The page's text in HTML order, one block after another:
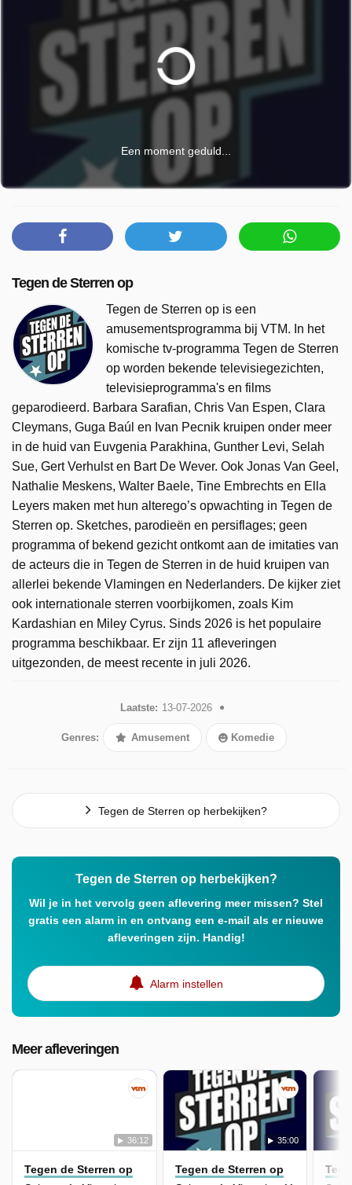
Een moment geduld...
Tegen de Sterren op
Tegen de Sterren op is een
amusementsprogramma bij VTM. In het
komische tv-programma Tegen de Sterren
op worden bekende televisiegezichten,
televisieprogramma's en films
geparodieerd. Barbara Sarafian, Chris Van Espen, Clara
Cleymans, Guga Baúl en Ivan Pecnik kruipen onder meer
in de huid van Euvgenia Parakhina, Gunther Levi, Selah
Sue, Gert Verhulst en Bart De Wever. Ook Jonas Van Geel,
Nathalie Meskens, Walter Baele, Tine Embrechts en Ella
Leyers maken met hun alterego’s opwachting in Tegen de
Sterren op. Sketches, parodieën en persiflages; geen
programma of bekend gezicht ontkomt aan de imitaties van
de acteurs die in Tegen de Sterren in de huid kruipen van
allerlei bekende Vlamingen en Nederlanders. De kijker ziet
ook internationale sterren voorbijkomen, zoals Kim
Kardashian en Miley Cyrus. Sinds 2026 is het populaire
programma beschikbaar. Er zijn 11 afleveringen
uitgezonden, de meest recente in juli 2026.
Laatste: 13-07-2026
Genres: Amusement Komedie
Tegen de Sterren op herbekijken?
Tegen de Sterren op herbekijken?
Wil je in het vervolg geen aflevering meer missen? Stel
gratis een alarm in en ontvang een e-mail als er nieuwe
afleveringen zijn. Handig!
Alarm instellen
Meer afleveringen
36:12
Tegen de Sterren op
35:00
Tegen de Sterren op